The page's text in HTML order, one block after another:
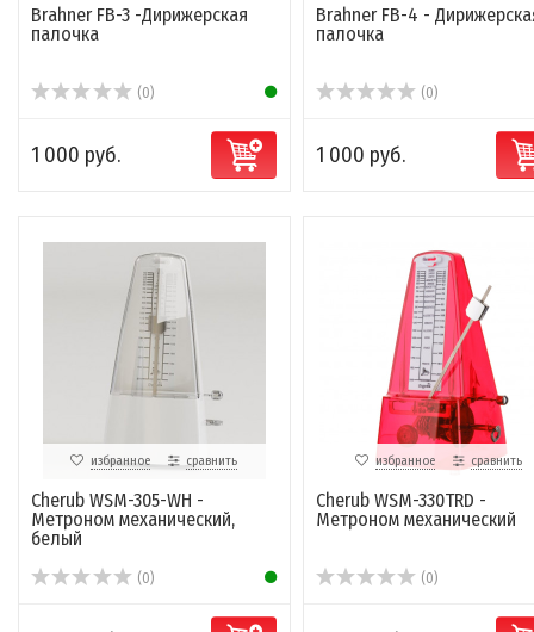
Brahner FB-3 -Дирижерская
палочка
(0)
1 000 руб.
Brahner FB-4 -
палочка
(0)
1 000 руб.
избранное сравнить
Cherub WSM-305-WH -
Метроном механический,
белый
(0)
избранное сравнить
Cherub WSM-330TRD -
Метроном механический
(0)